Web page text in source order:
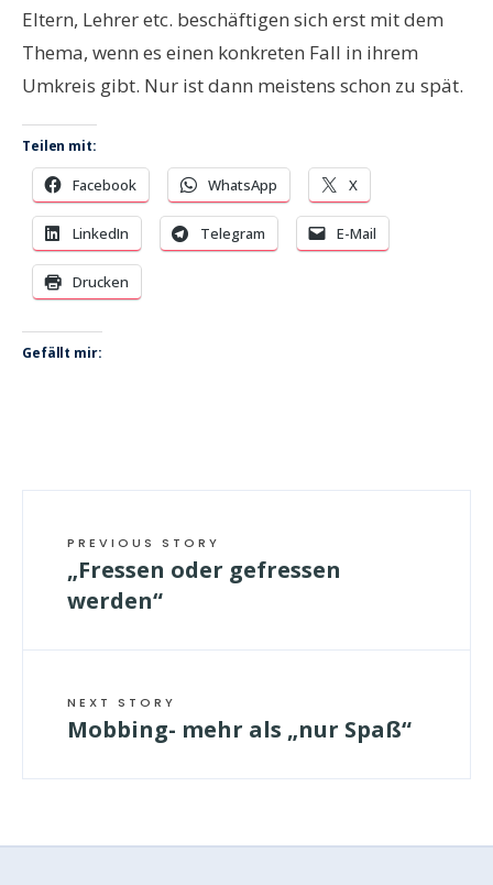
Eltern, Lehrer etc. beschäftigen sich erst mit dem
Thema, wenn es einen konkreten Fall in ihrem
Umkreis gibt. Nur ist dann meistens schon zu spät.
Teilen mit:
Facebook WhatsApp X
LinkedIn Telegram E-Mail
Drucken
Gefällt mir:
PREVIOUS STORY
„Fressen oder gefressen
werden“
NEXT STORY
Mobbing- mehr als „nur Spaß“